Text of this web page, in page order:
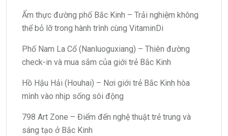
Ẩm thực đường phố Bắc Kinh – Trải nghiệm không
thể bỏ lỡ trong hành trình cùng VitaminDi
Phố Nam La Cổ (Nanluoguxiang) – Thiên đường
check-in và mua sắm của giới trẻ Bắc Kinh
Hồ Hậu Hải (Houhai) – Nơi giới trẻ Bắc Kinh hòa
mình vào nhịp sống sôi động
798 Art Zone – Điểm đến nghệ thuật trẻ trung và
sáng tạo ở Bắc Kinh